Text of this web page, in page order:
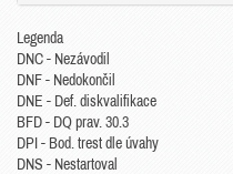
Legenda
DNC - Nezávodil
DNF - Nedokončil
DNE - Def. diskvalifikace
BFD - DQ prav. 30.3
DPI - Bod. trest dle úvahy
DNS - Nestartoval